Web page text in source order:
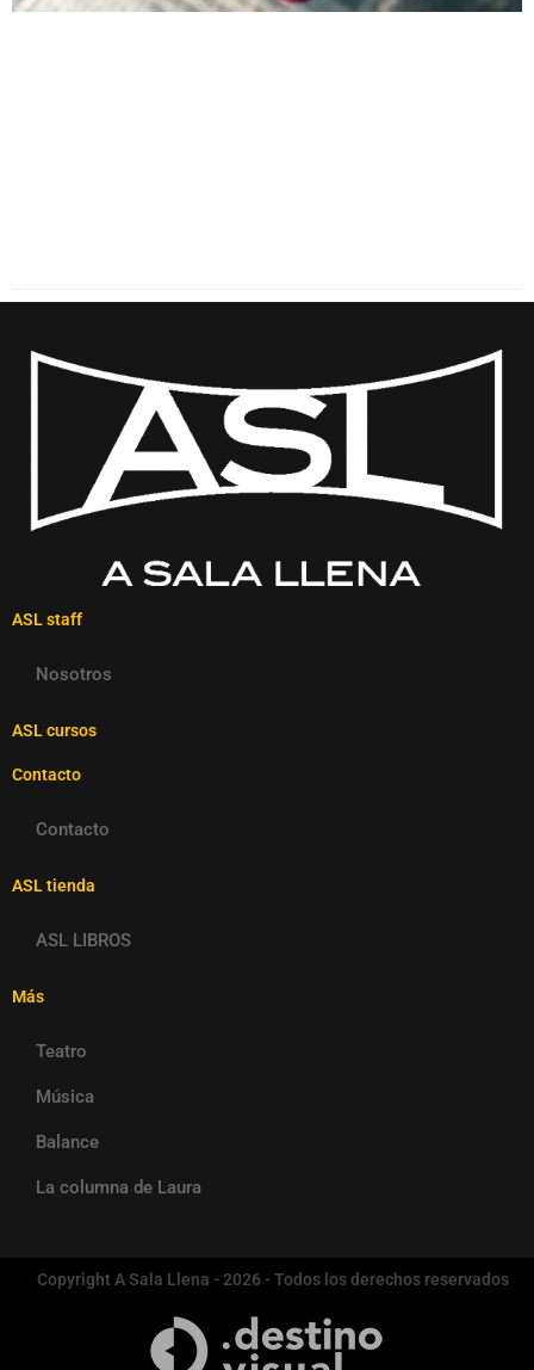
ASL staff
Nosotros
ASL cursos
Contacto
Contacto
ASL tienda
ASL LIBROS
Más
Teatro
Música
Balance
La columna de Laura
Copyright A Sala Llena - 2026 - Todos los derechos reservados